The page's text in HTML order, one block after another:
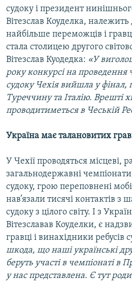
судоку і президент
Вітезслав Коуделка,
найбільше переможців і
стала столицею другого
Вітезслав Куодедка: «У
року конкурсі на проведення
судоку Чехія вийшла у фінал,
Туреччину та Італію. Врешті
проводитиметься в Чеській
Україна має талановитих
У Чехії проводяться місцеві,
загальнодержавні чемпіонати,
судоку, грою переповнені
нав’язали тисячі контактів
судоку з цілого світу. І з
Вітезславав Коуделки, є
гравці і винахідники ребусів
шкода, що наші українські
беруть участі в чемпіонаті в
у нас представлена. Є тут